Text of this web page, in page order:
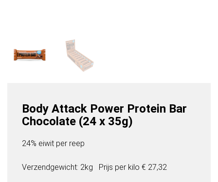
Body Attack Power Protein Bar
Chocolate (24 x 35g)
24% eiwit per reep
Verzendgewicht: 2kg Prijs per kilo € 27,32